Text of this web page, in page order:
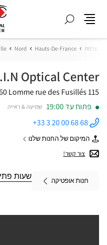
חפש
צרפת Hauts-De-France
Nord
Optical Center
115 rue des Fusillés
Lomme
פתוח עד 19:00
שמיעה & ראייה
התקשר
לחנות
Opticien
LOMME -
M.I.N
+33 3 20 00 68 68
המיקום של החנות שלנו של
Opticien
LOMME
Optical
צור קשר!
חנות אופטיקה
שעות